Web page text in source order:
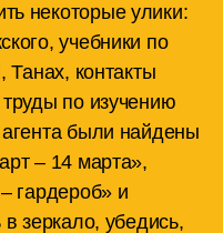
некоторые улики:
учебники по
Танах, контакты
по изучению
были найдены
– 14 марта»,
гардероб» и
зеркало, убедись,